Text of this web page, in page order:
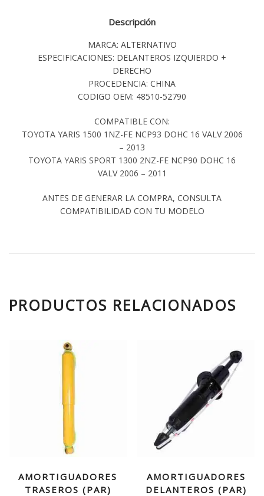
Descripción
MARCA: ALTERNATIVO
ESPECIFICACIONES: DELANTEROS IZQUIERDO +
DERECHO
PROCEDENCIA: CHINA
CODIGO OEM: 48510-52790
COMPATIBLE CON:
TOYOTA YARIS 1500 1NZ-FE NCP93 DOHC 16 VALV 2006
– 2013
TOYOTA YARIS SPORT 1300 2NZ-FE NCP90 DOHC 16
VALV 2006 – 2011
ANTES DE GENERAR LA COMPRA, CONSULTA
COMPATIBILIDAD CON TU MODELO
PRODUCTOS RELACIONADOS
AMORTIGUADORES
TRASEROS (PAR)
AMORTIGUADORES
DELANTEROS (PAR)